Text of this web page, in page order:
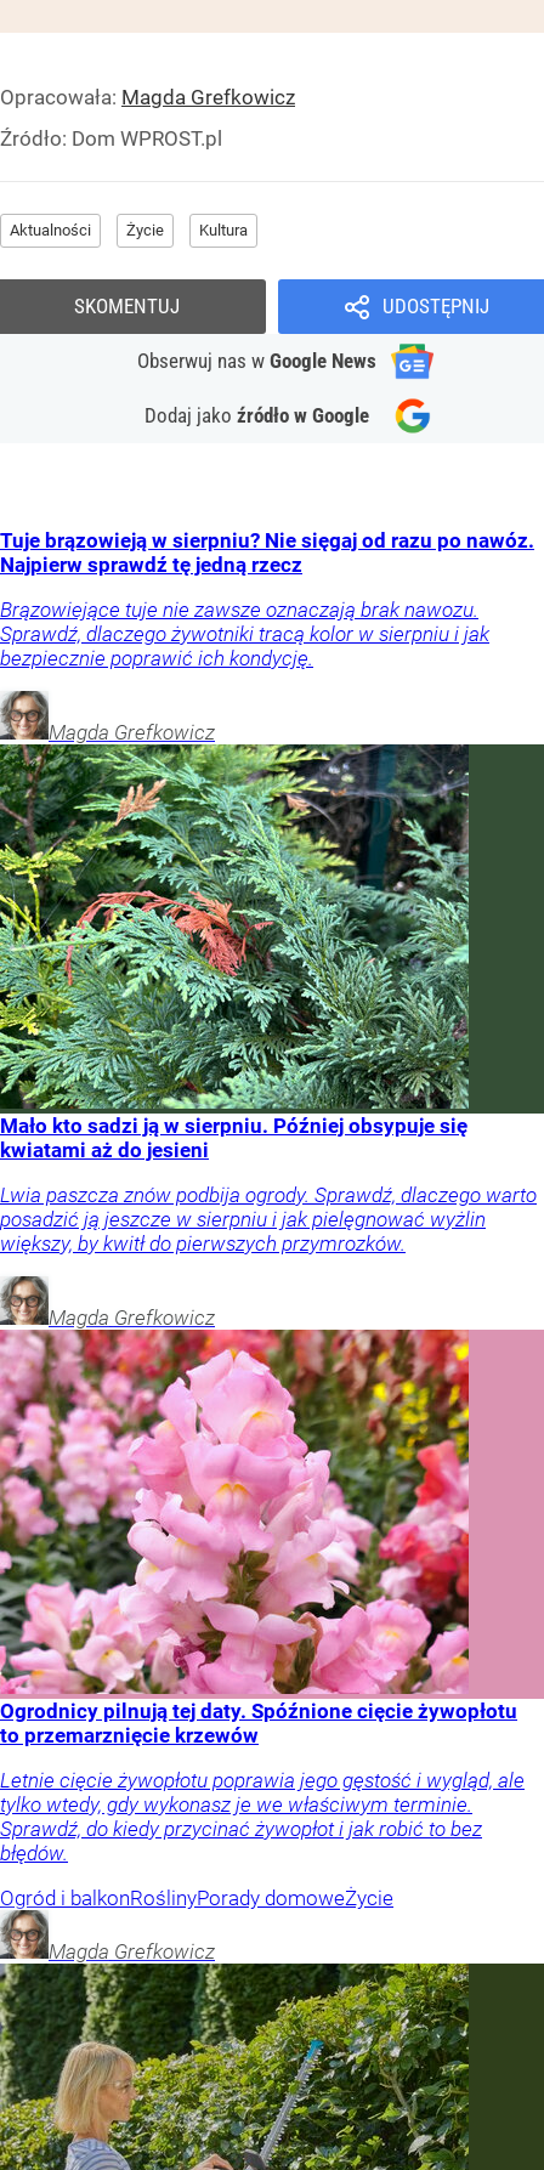
Opracowała: Magda Grefkowicz
Źródło: Dom WPROST.pl
Aktualności Życie Kultura
UDOSTĘPNIJ
Obserwuj nas w Google News
Dodaj jako źródło w Google
SKOMENTUJ
Tuje brązowieją w sierpniu? Nie sięgaj od razu po nawóz.
Najpierw sprawdź tę jedną rzecz
Brązowiejące tuje nie zawsze oznaczają brak nawozu.
Sprawdź, dlaczego żywotniki tracą kolor w sierpniu i jak
bezpiecznie poprawić ich kondycję.
Magda Grefkowicz
Mało kto sadzi ją w sierpniu. Później obsypuje się
kwiatami aż do jesieni
Lwia paszcza znów podbija ogrody. Sprawdź, dlaczego warto
posadzić ją jeszcze w sierpniu i jak pielęgnować wyżlin
większy, by kwitł do pierwszych przymrozków.
Magda Grefkowicz
Ogrodnicy pilnują tej daty. Spóźnione cięcie żywopłotu
to przemarznięcie krzewów
Letnie cięcie żywopłotu poprawia jego gęstość i wygląd, ale
tylko wtedy, gdy wykonasz je we właściwym terminie.
Sprawdź, do kiedy przycinać żywopłot i jak robić to bez
błędów.
Ogród i balkonRoślinyPorady domoweŻycie
Magda Grefkowicz